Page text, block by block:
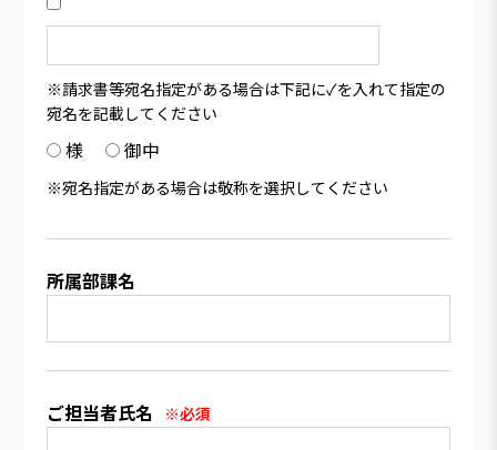
※請求書等宛名指定がある場合は下記に✓を入れて指定の
宛名を記載してください
様 御中
※宛名指定がある場合は敬称を選択してください
所属部課名
ご担当者氏名 ※必須